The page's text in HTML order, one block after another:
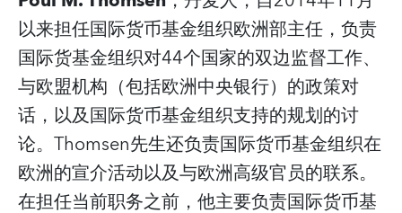
以来担任国际货币基金组织欧洲部主任，负责
国际货基金组织对44个国家的双边监督工作、
与欧盟机构（包括欧洲中央银行）的政策对
话，以及国际货币基金组织支持的规划的讨
论。Thomsen先生还负责国际货币基金组织在
欧洲的宣介活动以及与欧洲高级官员的联系。
在担任当前职务之前，他主要负责国际货币基